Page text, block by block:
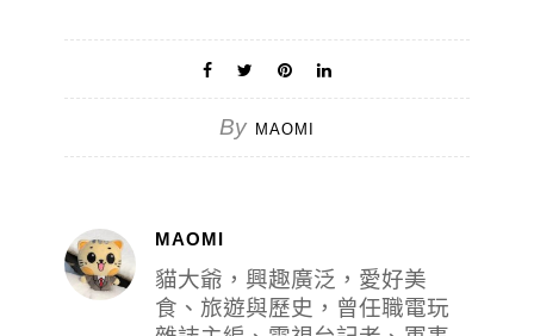
By MAOMI
MAOMI
貓大爺，興趣廣泛，愛好美
食、旅遊與歷史，曾任職電玩